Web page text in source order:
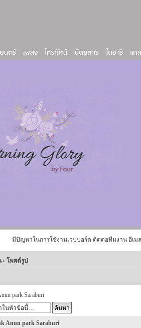
มีปัญหาในการใช้งานเวบบอร์ด ติดต่อทีมงาน อีเม
‹ โพสต์รูป
park Saraburi
Anun park Saraburi